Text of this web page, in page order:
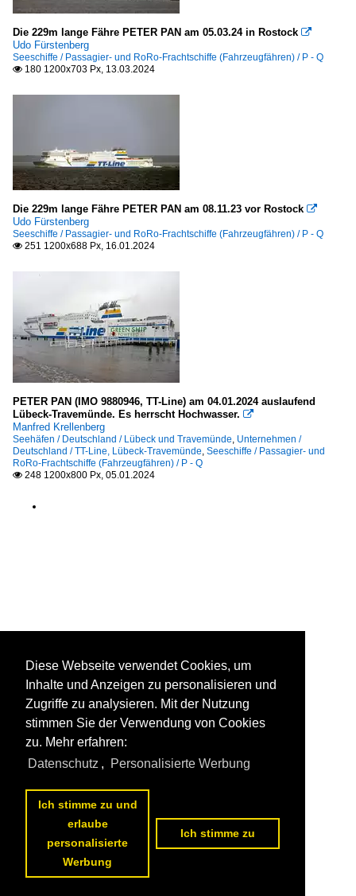
Die 229m lange Fähre PETER PAN am 05.03.24 in Rostock 
Udo Fürstenberg
Seeschiffe / Passagier- und RoRo-Frachtschiffe (Fahrzeugfähren) / P - Q
 180 1200x703 Px, 13.03.2024
Die 229m lange Fähre PETER PAN am 08.11.23 vor Rostock 
Udo Fürstenberg
Seeschiffe / Passagier- und RoRo-Frachtschiffe (Fahrzeugfähren) / P - Q
 251 1200x688 Px, 16.01.2024
PETER PAN (IMO 9880946, TT-Line) am 04.01.2024 auslaufend
Lübeck-Travemünde. Es herrscht Hochwasser. 
Manfred Krellenberg
Seehäfen / Deutschland / Lübeck und Travemünde, Unternehmen /
Deutschland / TT-Line, Lübeck-Travemünde, Seeschiffe / Passagier- und
RoRo-Frachtschiffe (Fahrzeugfähren) / P - Q
 248 1200x800 Px, 05.01.2024
Diese Webseite verwendet Cookies, um
Inhalte und Anzeigen zu personalisieren und
Zugriffe zu analysieren. Mit der Nutzung
stimmen Sie der Verwendung von Cookies
zu. Mehr erfahren:
Datenschutz , Personalisierte Werbung
Ich stimme zu und
erlaube
personalisierte
Werbung
Ich stimme zu